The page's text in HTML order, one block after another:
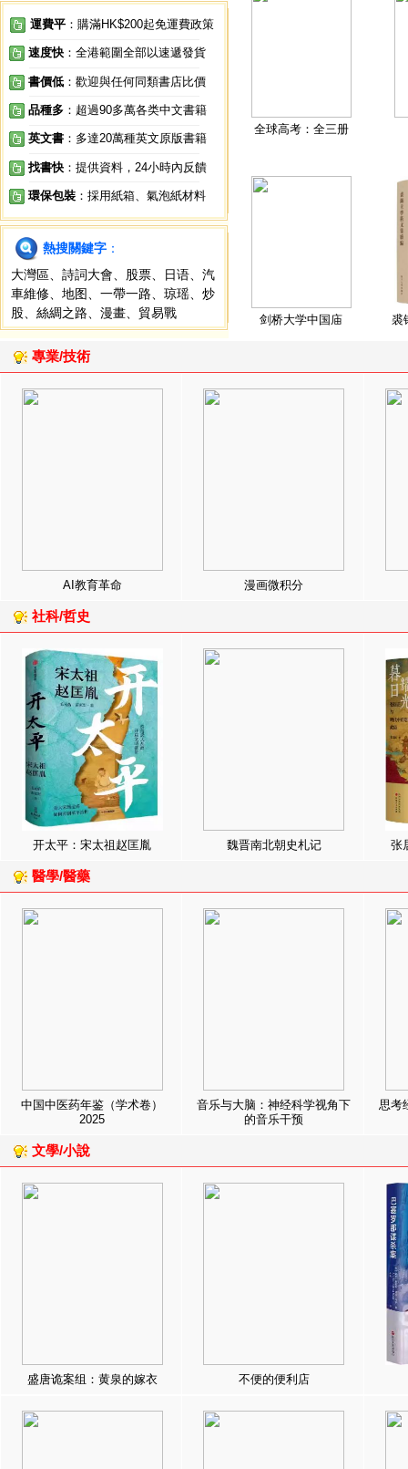
運費平 ：購滿HK$200起免運費政策
速度快 ：全港範圍全部以速遞發貨
書價低 ：歡迎與任何同類書店比價
品種多 ：超過90多萬各类中文書籍
英文書 ：多達20萬種英文原版書籍
找書快 ：提供資料，24小時內反饋
環保包裝 ：採用紙箱、氣泡紙材料
熱搜關鍵字 ：
大灣區
詩詞大會 股票 日语
汽
車維修
地图 一帶一路 琼瑶
炒
股
絲綢之路 漫畫 貿易戰
全球高考：全三册
剑桥大学中国庙 裘
專業/技術
AI教育革命 漫画微积分
社科/哲史
开太平：宋太祖赵匡胤 魏晋南北朝史札记 张
醫學/醫藥
中国中医药年鉴（学术卷）
2025
音乐与大脑：神经科学视角下
的音乐干预
思考
文學/小說
盛唐诡案组：黄泉的嫁衣 不便的便利店